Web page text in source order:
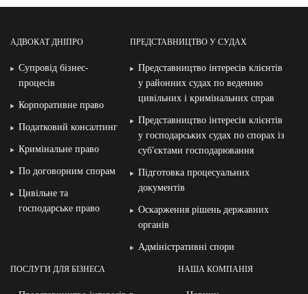
АДВОКАТ ДНІПРО
Супровід бізнес-
процесів
Корпоративне право
Податковий консалтинг
Кримінальне право
По договорним спорам
Цивільне та
господарське право
ПРЕДСТАВНИЦТВО У СУДАХ
Представництво інтересів клієнтів
у районних судах по веденню
цивільних і кримінальних справ
Представництво інтересів клієнтів
у господарських судах по спорах із
суб′єктами господарювання
Підготовка процесуальних
документів
Оскарження рішень державних
органів
Адміністративні спори
ПОСЛУГИ ДЛЯ БІЗНЕСА НАША КОМПАНІЯ